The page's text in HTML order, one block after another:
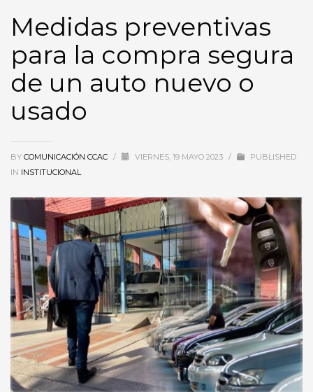
Medidas preventivas
para la compra segura
de un auto nuevo o
usado
BY COMUNICACIÓN CCAC / VIERNES, 19 MAYO 2023 /
PUBLISHED
IN INSTITUCIONAL